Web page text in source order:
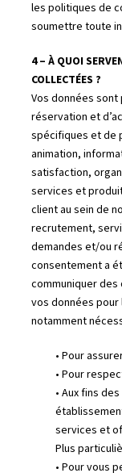
les politiques de
soumettre toute
4 – À QUOI
COLLECTÉES ?
Vos données
réservation et
spécifiques et de
animation,
satisfaction,
services et
client au sein de
recrutement,
demandes et/ou
consentement a
communiquer
vos données
notamment
• Pour
• Pour
• Aux fins
services et
Plus
• Pour vous